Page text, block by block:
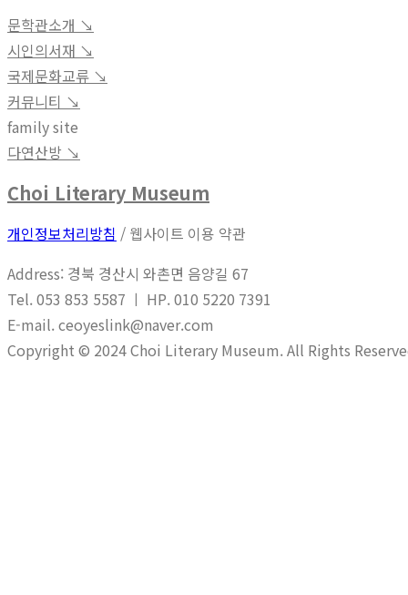
문학관소개 ↘︎
시인의서재 ↘︎
국제문화교류 ↘︎
커뮤니티 ↘︎
family site
다연산방 ↘︎
Choi Literary Museum
개인정보처리방침 / 웹사이트 이용 약관
Address: 경북 경산시 와촌면 음양길 67
Tel. 053 853 5587 ㅣ HP. 010 5220 7391
E-mail. ceoyeslink@naver.com
Copyright © 2024 Choi Literary Museum. All Rights